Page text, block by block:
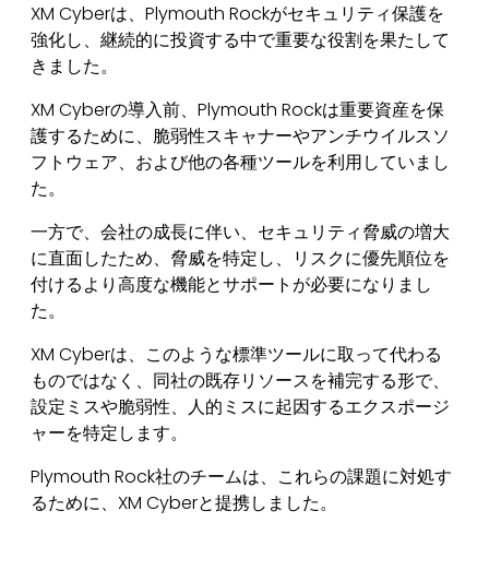
XM Cyberは、Plymouth Rockがセキュリティ保護を
強化し、継続的に投資する中で重要な役割を果たして
きました。
XM Cyberの導入前、Plymouth Rockは重要資産を保
護するために、脆弱性スキャナーやアンチウイルスソ
フトウェア、および他の各種ツールを利用していまし
た。
一方で、会社の成長に伴い、セキュリティ脅威の増大
に直面したため、脅威を特定し、リスクに優先順位を
付けるより高度な機能とサポートが必要になりまし
た。
XM Cyberは、このような標準ツールに取って代わる
ものではなく、同社の既存リソースを補完する形で、
設定ミスや脆弱性、人的ミスに起因するエクスポージ
ャーを特定します。
Plymouth Rock社のチームは、これらの課題に対処す
るために、XM Cyberと提携しました。